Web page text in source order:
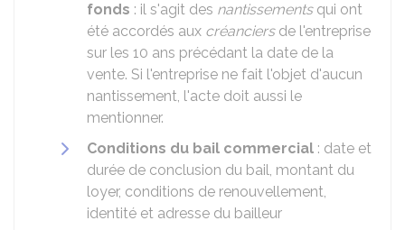
fonds : il s'agit des nantissementsqui ont
été accordés aux créanciersde l'entreprise
sur les 10 ans précédant la date de la
vente. Si l'entreprise ne fait l'objet d'aucun
nantissement, l'acte doit aussi le
mentionner.
Conditions du bail commercial : date et
durée de conclusion du bail, montant du
loyer, conditions de renouvellement,
identité et adresse du bailleur